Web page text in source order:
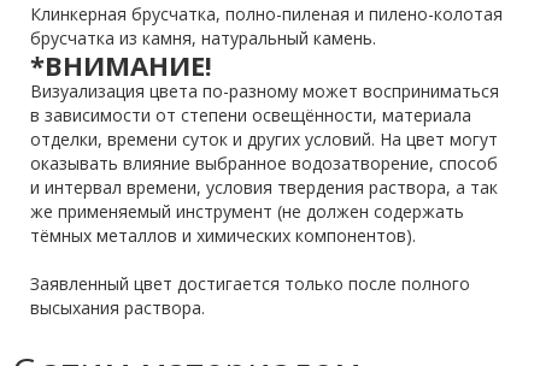
Клинкерная брусчатка, полно-пиленая и пилено-колотая
брусчатка из камня, натуральный камень.
*ВНИМАНИЕ!
Визуализация цвета по-разному может восприниматься
в зависимости от степени освещённости, материала
отделки, времени суток и других условий. На цвет могут
оказывать влияние выбранное водозатворение, способ
и интервал времени, условия твердения раствора, а так
же применяемый инструмент (не должен содержать
тёмных металлов и химических компонентов).
Заявленный цвет достигается только после полного
высыхания раствора.